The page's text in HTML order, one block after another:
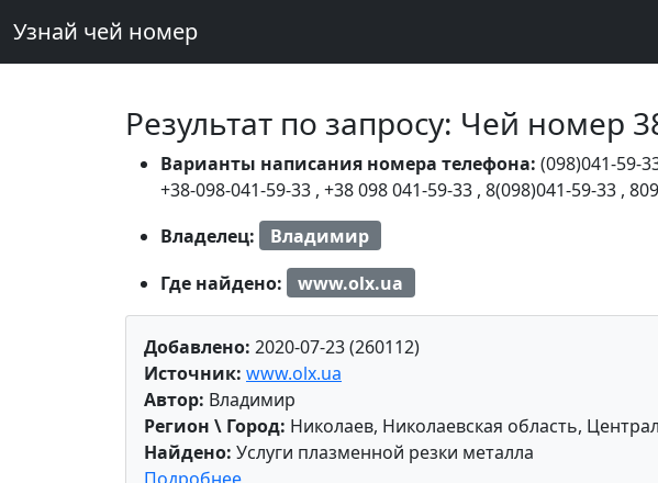
Узнай чей номер
Результат по запросу: Чей номер
Варианты написания номера телефона: (098)041-59-
+38-098-041-59-33 , +38 098 041-59-33 , 8(098)041-59-33 ,
Владелец:
Владимир
Где найдено:
www.olx.ua
Добавлено: 2020-07-23 (260112)
Источник: www.olx.ua
Автор: Владимир
Регион \ Город: Николаев, Николаевская область,
Найдено: Услуги плазменной резки металла